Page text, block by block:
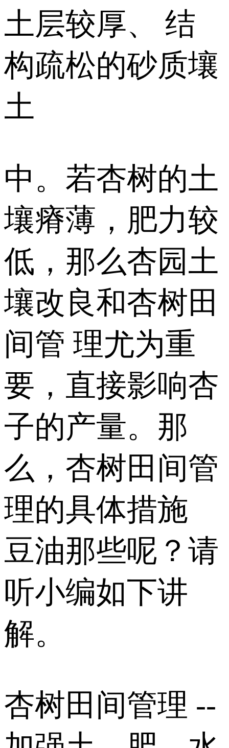
土层较厚、 结
构疏松的砂质壤
土
中。若杏树的土
壤瘠薄，肥力较
低，那么杏园土
壤改良和杏树田
间管 理尤为重
要，直接影响杏
子的产量。那
么，杏树田间管
理的具体措施
豆油那些呢？请
听小编如下讲
解。
杏树田间管理 --